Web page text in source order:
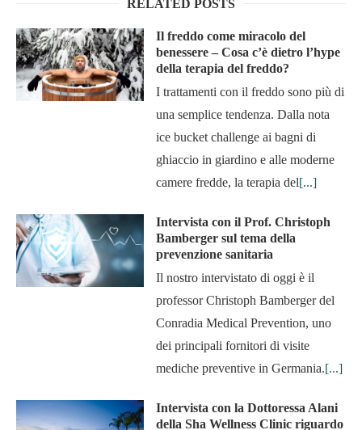
RELATED POSTS
Il freddo come miracolo del
benessere – Cosa c’è dietro l’hype
della terapia del freddo?
I trattamenti con il freddo sono più di
una semplice tendenza. Dalla nota
ice bucket challenge ai bagni di
ghiaccio in giardino e alle moderne
camere fredde, la terapia del[...]
Intervista con il Prof. Christoph
Bamberger sul tema della
prevenzione sanitaria
Il nostro intervistato di oggi è il
professor Christoph Bamberger del
Conradia Medical Prevention, uno
dei principali fornitori di visite
mediche preventive in Germania.[...]
Intervista con la Dottoressa Alani
della Sha Wellness Clinic riguardo